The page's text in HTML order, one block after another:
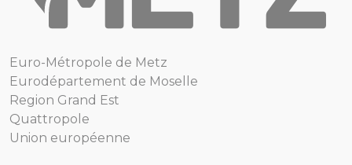
Euro-Métropole de Metz
Eurodépartement de Moselle
Region Grand Est
Quattropole
Union européenne